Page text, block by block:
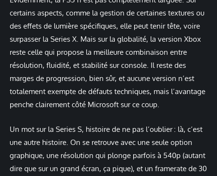
certains aspects, comme la gestion de certaines textures ou
des effets de lumière spécifiques, elle peut tenir tête, voire
surpasser la Series X. Mais sur la globalité, la version Xbox
reste celle qui propose la meilleure combinaison entre
résolution, fluidité, et stabilité sur console. Il reste des
marges de progression, bien sûr, et aucune version n’est
totalement exempte de défauts techniques, mais l’avantage
penche clairement côté Microsoft sur ce coup.
Un mot sur la Series S, histoire de ne pas l’oublier : là, c’est
une autre histoire. On se retrouve avec une seule option
graphique, une résolution qui plonge parfois à 540p (autant
dire que sur un grand écran, ça pique), et un framerate de 30